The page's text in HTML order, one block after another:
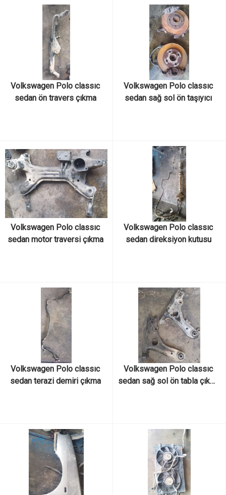
Volkswagen Polo classıc
sedan ön travers çıkma
Volkswagen Polo classıc
sedan sağ sol ön taşıyıcı
Volkswagen Polo classıc
sedan motor traversi çıkma
Volkswagen Polo classıc
sedan direksiyon kutusu
Volkswagen Polo classıc
sedan terazi demiri çıkma
Volkswagen Polo classıc
sedan sağ sol ön tabla çıkma